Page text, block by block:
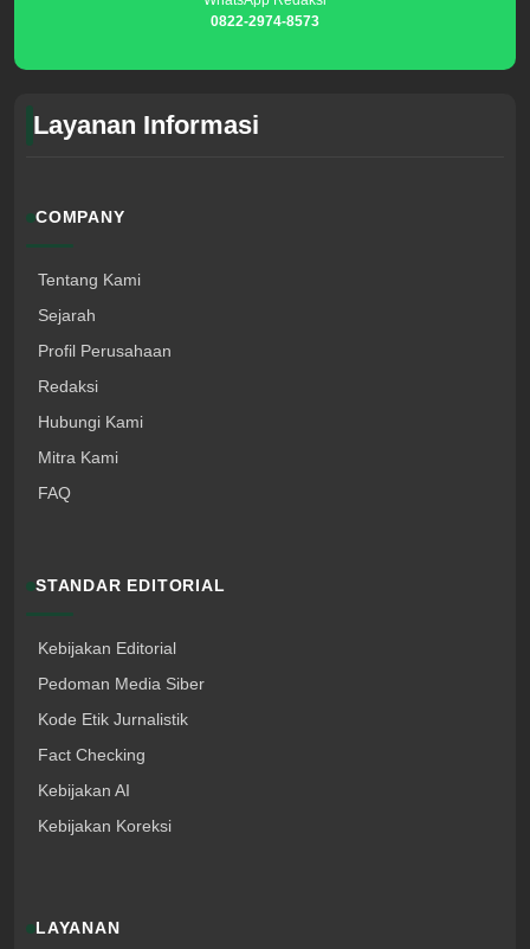
0822-2974-8573
Layanan Informasi
COMPANY
Tentang Kami
Sejarah
Profil Perusahaan
Redaksi
Hubungi Kami
Mitra Kami
FAQ
STANDAR EDITORIAL
Kebijakan Editorial
Pedoman Media Siber
Kode Etik Jurnalistik
Fact Checking
Kebijakan AI
Kebijakan Koreksi
LAYANAN